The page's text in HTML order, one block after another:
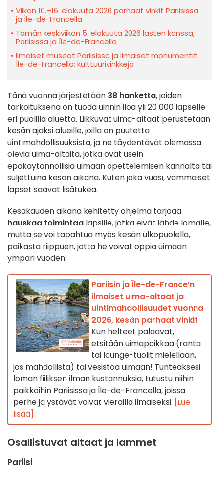
Viikon 10.–16. elokuuta 2026 parhaat vinkit Pariisissa
ja Île-de-Francella
Tämän keskiviikon 5. elokuuta 2026 lasten kanssa,
Pariisissa ja Île-de-Francella
Ilmaiset museot Pariisissa ja ilmaiset monumentit
Île-de-Francella: kulttuurivinkkejä
Tänä vuonna järjestetään 38 hanketta, joiden
tarkoituksena on tuoda uinnin iloa yli 20 000 lapselle
eri puolilla aluetta. Liikkuvat uima-altaat perustetaan
kesän ajaksi alueille, joilla on puutetta
uintimahdollisuuksista, ja ne täydentävät olemassa
olevia uima-altaita, jotka ovat usein
epäkäytännöllisiä uimaan opettelemisen kannalta tai
suljettuina kesän aikana. Kuten joka vuosi, vammaiset
lapset saavat lisätukea.
Kesäkauden aikana kehitetty ohjelma tarjoaa
hauskaa toimintaa lapsille, jotka eivät lähde lomalle,
mutta se voi tapahtua myös kesän ulkopuolella,
paikasta riippuen, jotta he voivat oppia uimaan
ympäri vuoden.
Pariisin ja Île-de-France’n
ilmaiset uima-altaat ja
uintimahdollisuudet vuonna
2026, kesän parhaat vinkit
Kun helteet palaavat,
etsitään uimapaikkaa (ranta
tai lounge-tuolit mielellään,
jos mahdollista) tai vesistöä uimaan! Tunteaksesi
loman fiiliksen ilman kustannuksia, tutustu niihin
paikkoihin Pariisissa ja Île-de-Francella, joissa
perhe ja ystävät voivat vierailla ilmaiseksi. [Lue
lisää]
Osallistuvat altaat ja lammet
Pariisi